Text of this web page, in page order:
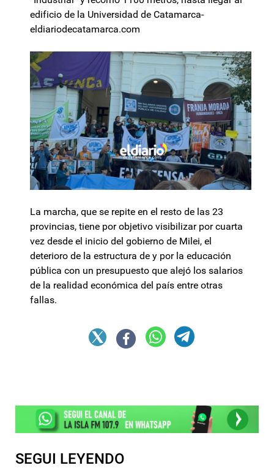
edificio de la Universidad de Catamarca-
eldiariodecatamarca.com
La marcha, que se repite en el resto de las 23
provincias, tiene por objetivo visibilizar por cuarta
vez desde el inicio del gobierno de Milei, el
deterioro de la estructura de y por la educación
pública con un presupuesto que alejó los salarios
de la realidad económica del país entre otras
fallas.
SEGUI LEYENDO